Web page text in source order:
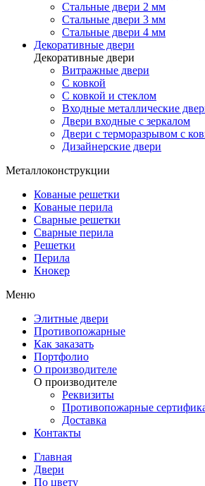
Стальные двери 2 мм
Стальные двери 3 мм
Стальные двери 4 мм
Декоративные двери
Декоративные двери
Витражные двери
С ковкой
С ковкой и стеклом
Входные металлические
Двери входные с зеркалом
Двери с терморазрывом с
Дизайнерские двери
Металлоконструкции
Кованые решетки
Кованые перила
Сварные решетки
Сварные перила
Решетки
Перила
Кнокер
Меню
Элитные двери
Противопожарные
Как заказать
Портфолио
О производителе
О производителе
Реквизиты
Противопожарные
Доставка
Контакты
Главная
Двери
По цвету